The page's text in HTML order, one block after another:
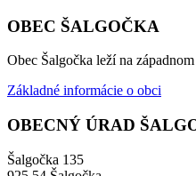
OBEC ŠALGOČKA
Obec Šalgočka leží na
Základné informácie o obci
OBECNÝ ÚRAD
Šalgočka 135